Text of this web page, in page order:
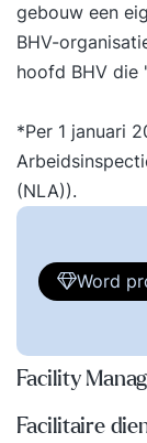
gebouw een
BHV-
hoofd BHV die
*Per 1 januari
(NLA)).
Word
Facility
Facilitaire